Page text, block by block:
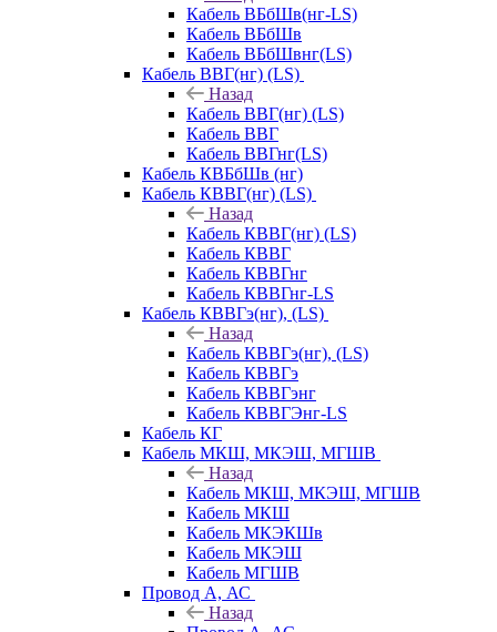
Кабель ВБбШв(нг-LS)
Кабель ВБбШв
Кабель ВБбШвнг(LS)
Кабель ВВГ(нг) (LS)
Назад
Кабель ВВГ(нг) (LS)
Кабель ВВГ
Кабель ВВГнг(LS)
Кабель КВБбШв (нг)
Кабель КВВГ(нг) (LS)
Назад
Кабель КВВГ(нг) (LS)
Кабель КВВГ
Кабель КВВГнг
Кабель КВВГнг-LS
Кабель КВВГэ(нг), (LS)
Назад
Кабель КВВГэ(нг), (LS)
Кабель КВВГэ
Кабель КВВГэнг
Кабель КВВГЭнг-LS
Кабель КГ
Кабель МКШ, МКЭШ, МГШВ
Назад
Кабель МКШ, МКЭШ, МГШВ
Кабель МКШ
Кабель МКЭКШв
Кабель МКЭШ
Кабель МГШВ
Провод А, АС
Назад